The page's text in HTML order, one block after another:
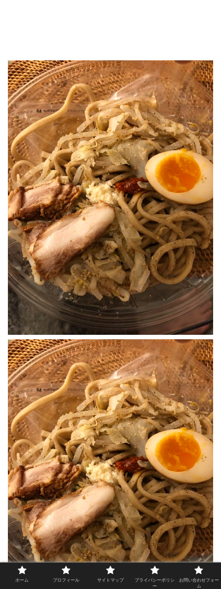
ホーム プロフィール サイトマップ
プライバシーポリシ
ー
お問い合わせフォー
ム